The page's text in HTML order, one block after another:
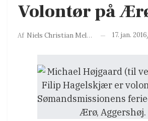
Volontør på
Af Niels Christian Melgaard 17. jan.